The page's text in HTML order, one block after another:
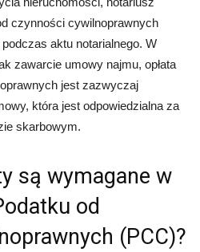
czynności cywilnoprawnych
aktu notarialnego. W
zawarcie umowy najmu, opłata
jest zazwyczaj
która jest odpowiedzialna za
skarbowym.
są wymagane w
od
(PCC)?